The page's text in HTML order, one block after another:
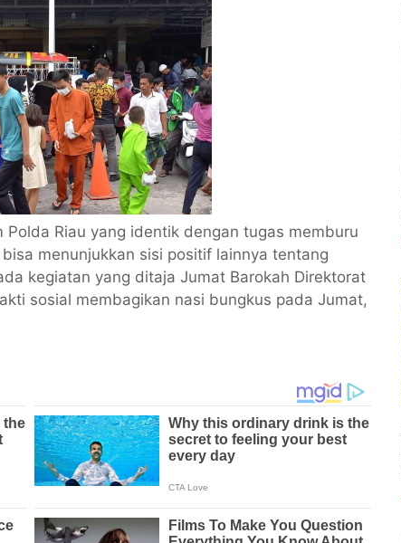
Polda Riau yang identik dengan tugas memburu
menunjukkan sisi positif lainnya tentang
kegiatan yang ditaja Jumat Barokah Direktorat
sosial membagikan nasi bungkus pada Jumat,